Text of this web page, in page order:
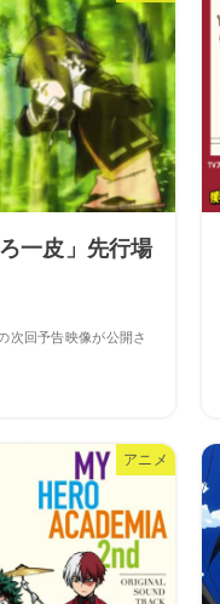
一皮」先行場
次回予告映像が公開さ
アニメ